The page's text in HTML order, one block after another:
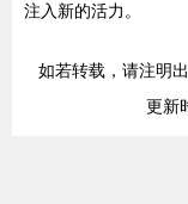
注入新的活力。
如若转载，请注明
更新